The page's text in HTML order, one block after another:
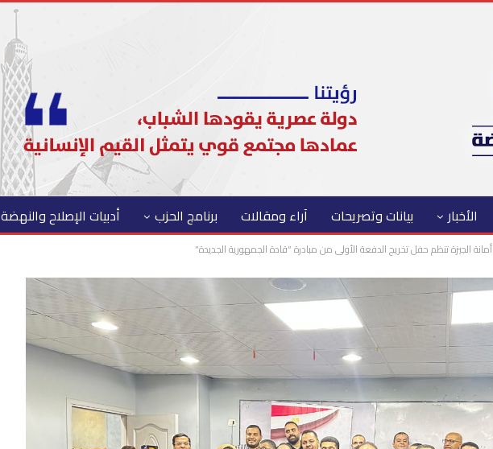
الأخبار بيانات وتصريحات آراء ومقالات برنامج الحزب أدبيات الإصلاح والنهضة
أمانة الجيزة تنظم حفل تخريج الدفعة الأولى من مبادرة “قادة الجمهورية الجديدة”